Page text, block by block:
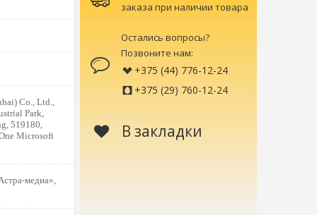
Co., Ltd.,
Park,
519180,
Microsoft
медиа»,
заказа при наличии товара
Остались вопросы?
Позвоните нам:
+375 (44) 776-12-24
+375 (29) 760-12-24
В закладки